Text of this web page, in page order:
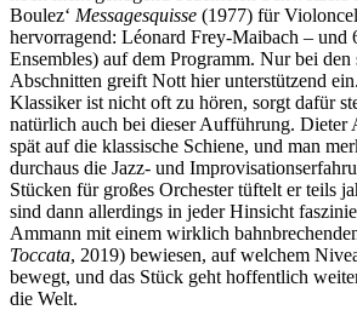
Boulez‘ Messagesquisse (1977) für
hervorragend: Léonard Frey-Maibach – und
Ensembles) auf dem Programm. Nur bei den
Abschnitten greift Nott hier unterstützend
Klassiker ist nicht oft zu hören, sorgt dafür
natürlich auch bei dieser Aufführung. Dieter
spät auf die klassische Schiene, und man
durchaus die Jazz- und
Stücken für großes Orchester tüftelt er teils
sind dann allerdings in jeder Hinsicht
Ammann mit einem wirklich
Toccata, 2019) bewiesen, auf welchem
bewegt, und das Stück geht hoffentlich
die Welt.